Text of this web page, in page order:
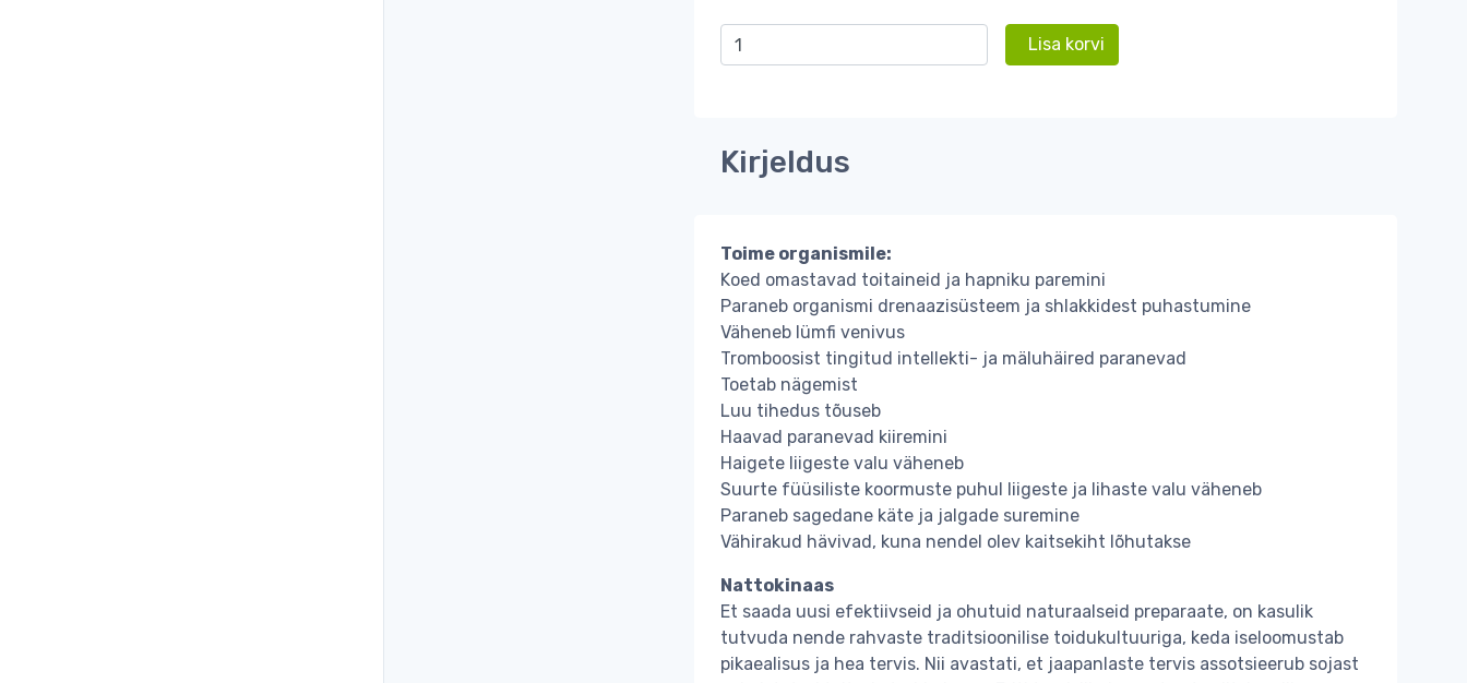
Lisa korvi
Kirjeldus
Toime organismile:
Koed omastavad toitaineid ja hapniku paremini
Paraneb organismi drenaazisüsteem ja shlakkidest puhastumine
Väheneb lümfi venivus
Tromboosist tingitud intellekti- ja mäluhäired paranevad
Toetab nägemist
Luu tihedus tõuseb
Haavad paranevad kiiremini
Haigete liigeste valu väheneb
Suurte füüsiliste koormuste puhul liigeste ja lihaste valu väheneb
Paraneb sagedane käte ja jalgade suremine
Vähirakud hävivad, kuna nendel olev kaitsekiht lõhutakse
Nattokinaas
Et saada uusi efektiivseid ja ohutuid naturaalseid preparaate, on kasulik
tutvuda nende rahvaste traditsioonilise toidukultuuriga, keda iseloomustab
pikaealisus ja hea tervis. Nii avastati, et jaapanlaste tervis assotsieerub sojast